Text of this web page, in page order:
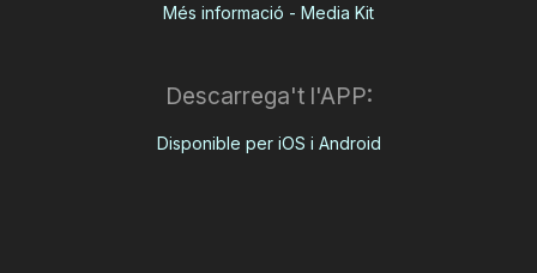
Més informació - Media Kit
Descarrega't l'APP:
Disponible per iOS i Android